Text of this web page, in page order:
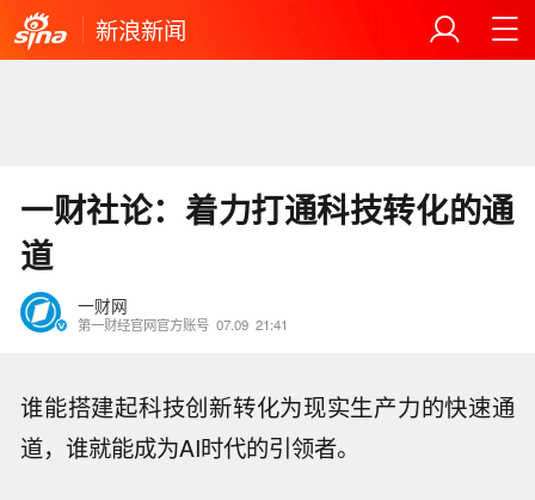
新浪新闻
一财社论：着力打通科技转化的通
道
一财网
第一财经官网官方账号 07.09 21:41
谁能搭建起科技创新转化为现实生产力的快速通
道，谁就能成为AI时代的引领者。